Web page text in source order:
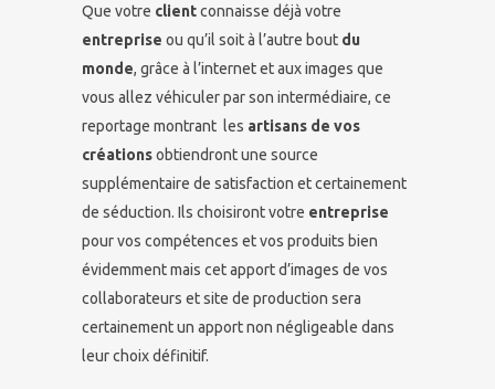
Que votre clientconnaisse déjà votre
entreprise ou qu’il soit à l’autre bout du
monde, grâce à l’internet et aux images que
vous allez véhiculer par son intermédiaire, ce
reportage montrant les artisans de vos
créationsobtiendront une source
supplémentaire de satisfaction et certainement
de séduction. Ils choisiront votre entreprise
pour vos compétences et vos produits bien
évidemment mais cet apport d’images de vos
collaborateurs et site de production sera
certainement un apport non négligeable dans
leur choix définitif.